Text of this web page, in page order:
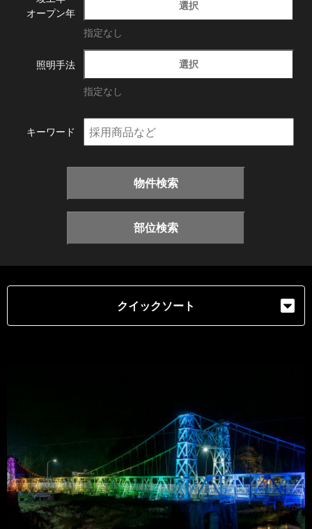
オープン年
選択
指定なし
照明手法 選択
指定なし
キーワード
物件検索
部位検索
クイックソート